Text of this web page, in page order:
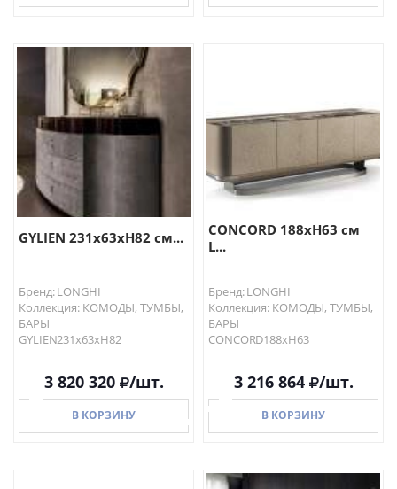
В КОРЗИНУ
GYLIEN 231x63xH82 см...
Бренд: LONGHI
Коллекция: КОМОДЫ, ТУМБЫ,
БАРЫ
GYLIEN231x63xH82
3 820 320 /шт.
В КОРЗИНУ
CONCORD 188хH63 см
L...
Бренд: LONGHI
Коллекция: КОМОДЫ, ТУМБЫ,
БАРЫ
CONCORD188хH63
3 216 864 /шт.
В КОРЗИНУ